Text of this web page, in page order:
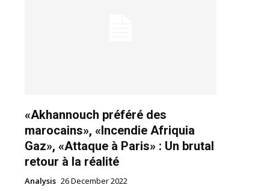
«Akhannouch préféré des
marocains», «Incendie Afriquia
Gaz», «Attaque à Paris» : Un brutal
retour à la réalité
Analysis 26 December 2022